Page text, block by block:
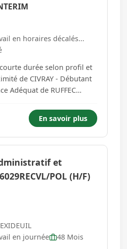
en horaires décalés...
durée selon profil et
de CIVRAY - Débutant
sur les différents
En savoir plus
et
POL (H/F)
en journée
48 Mois